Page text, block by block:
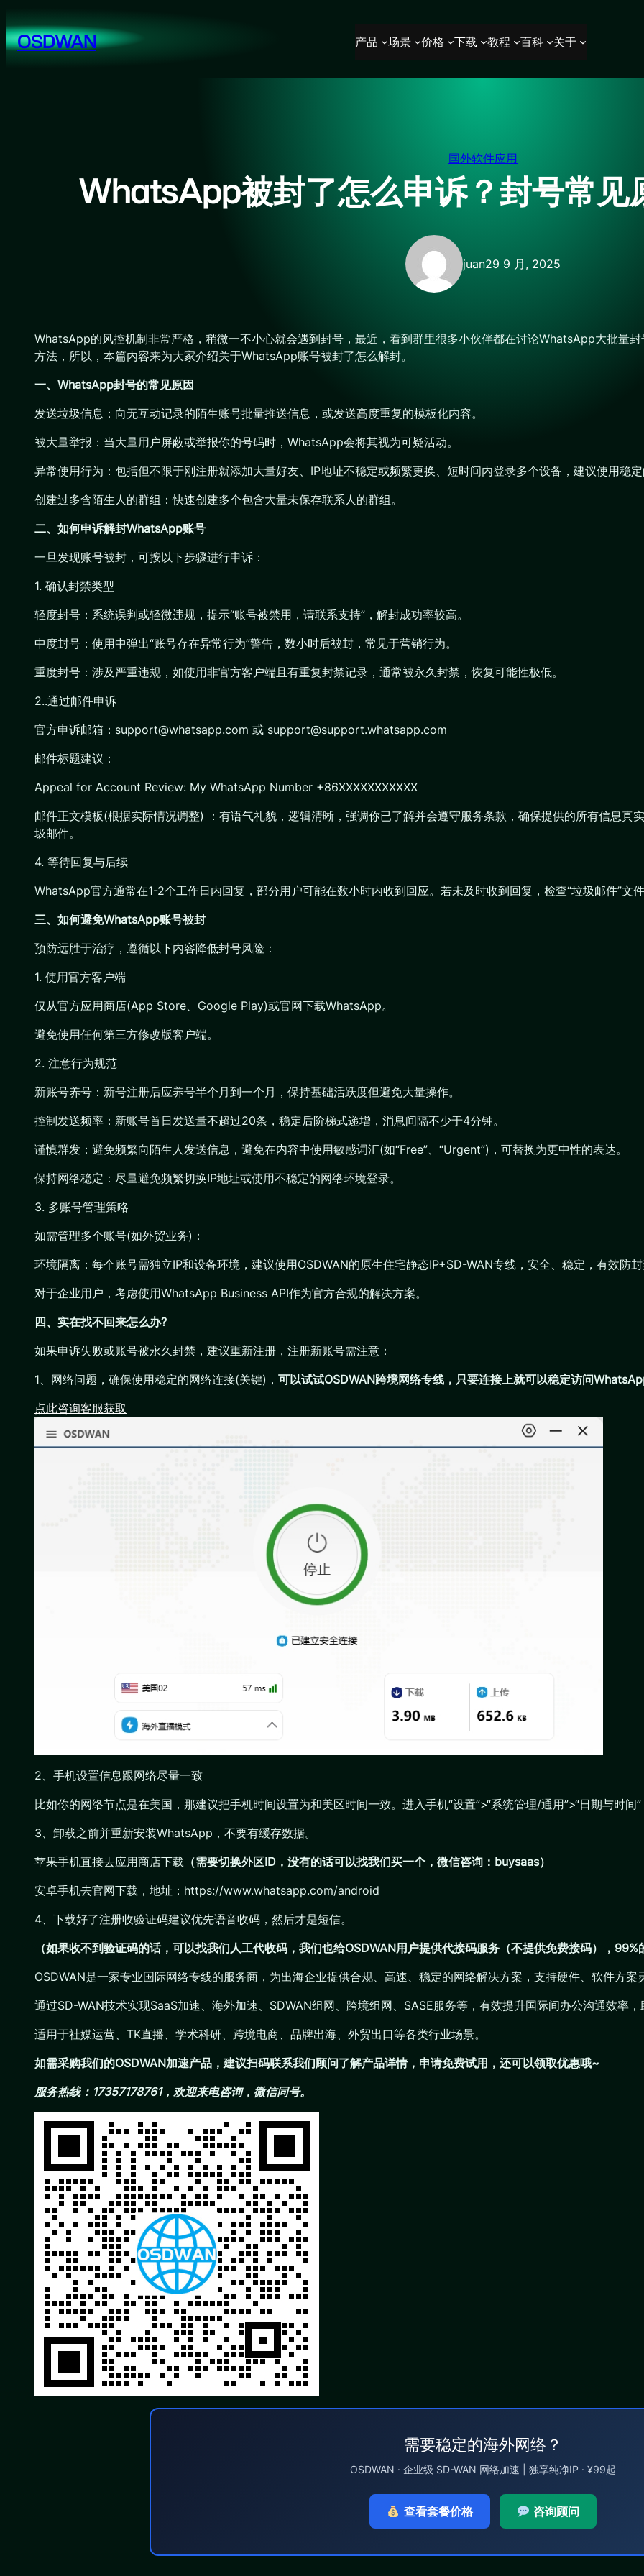
至
内OSDWAN 产品 场景 价格 下载 教程 百科 关于
国外软件应用
WhatsApp被封了怎么申诉？封号常见
juan29 9 月, 2025
WhatsApp的风控机制非常严格，稍微一不小心就会遇到封号，最近，看到群里很多小伙伴都在讨论WhatsApp大批量
方法，所以，本篇内容来为大家介绍关于WhatsApp账号被封了怎么解封。
一、WhatsApp封号的常见原因
发送垃圾信息：向无互动记录的陌生账号批量推送信息，或发送高度重复的模板化内容。
被大量举报：当大量用户屏蔽或举报你的号码时，WhatsApp会将其视为可疑活动。
异常使用行为：包括但不限于刚注册就添加大量好友、IP地址不稳定或频繁更换、短时间内登录多个设备，建议使用稳
创建过多含陌生人的群组：快速创建多个包含大量未保存联系人的群组。
二、如何申诉解封WhatsApp账号
一旦发现账号被封，可按以下步骤进行申诉：
1. 确认封禁类型
轻度封号：系统误判或轻微违规，提示“账号被禁用，请联系支持”，解封成功率较高。
中度封号：使用中弹出“账号存在异常行为”警告，数小时后被封，常见于营销行为。
重度封号：涉及严重违规，如使用非官方客户端且有重复封禁记录，通常被永久封禁，恢复可能性极低。
2..通过邮件申诉
官方申诉邮箱：support@whatsapp.com 或 support@support.whatsapp.com
邮件标题建议：
Appeal for Account Review: My WhatsApp Number +86XXXXXXXXXXX
邮件正文模板(根据实际情况调整) ：有语气礼貌，逻辑清晰，强调你已了解并会遵守服务条款，确保提供的所有信息真
圾邮件。
4. 等待回复与后续
WhatsApp官方通常在1-2个工作日内回复，部分用户可能在数小时内收到回应。若未及时收到回复，检查“垃圾邮件”文
三、如何避免WhatsApp账号被封
预防远胜于治疗，遵循以下内容降低封号风险：
1. 使用官方客户端
仅从官方应用商店(App Store、Google Play)或官网下载WhatsApp。
避免使用任何第三方修改版客户端。
2. 注意行为规范
新账号养号：新号注册后应养号半个月到一个月，保持基础活跃度但避免大量操作。
控制发送频率：新账号首日发送量不超过20条，稳定后阶梯式递增，消息间隔不少于4分钟。
谨慎群发：避免频繁向陌生人发送信息，避免在内容中使用敏感词汇(如“Free”、“Urgent”)，可替换为更中性的表达。
保持网络稳定：尽量避免频繁切换IP地址或使用不稳定的网络环境登录。
3. 多账号管理策略
如需管理多个账号(如外贸业务)：
环境隔离：每个账号需独立IP和设备环境，建议使用OSDWAN的原生住宅静态IP+SD-WAN专线，安全、稳定，有效防
对于企业用户，考虑使用WhatsApp Business API作为官方合规的解决方案。
四、实在找不回来怎么办?
如果申诉失败或账号被永久封禁，建议重新注册，注册新账号需注意：
1、网络问题，确保使用稳定的网络连接(关键)， 可以试试OSDWAN跨境网络专线，只要连接上就可以稳定访问
点此咨询客服获取
2、手机设置信息跟网络尽量一致
比如你的网络节点是在美国，那建议把手机时间设置为和美区时间一致。进入手机“设置”>“系统管理/通用”>“日期与时
3、卸载之前并重新安装WhatsApp，不要有缓存数据。
苹果手机直接去应用商店下载 （需要切换外区ID，没有的话可以找我们买一个，微信咨询：buysaas）
安卓手机去官网下载，地址：https://www.whatsapp.com/android
4、下载好了注册收验证码建议优先语音收码，然后才是短信。
（如果收不到验证码的话，可以找我们人工代收码，我们也给OSDWAN用户提供代接码服务（不提供免费接码），
OSDWAN是一家专业国际网络专线的服务商，为出海企业提供合规、高速、稳定的网络解决方案，支持硬件、软件方案
通过SD-WAN技术实现SaaS加速、海外加速、SDWAN组网、跨境组网、SASE服务等，有效提升国际间办公沟通效率
适用于社媒运营、TK直播、学术科研、跨境电商、品牌出海、外贸出口等各类行业场景。
如需采购我们的OSDWAN加速产品，建议扫码联系我们顾问了解产品详情，申请免费试用，还可以领取优惠哦~
服务热线：17357178761，欢迎来电咨询，微信同号。
需要稳定的海外网络？
OSDWAN · 企业级 SD-WAN 网络加速 | 独享纯净IP · ¥99起
查看套餐价格 咨询顾问